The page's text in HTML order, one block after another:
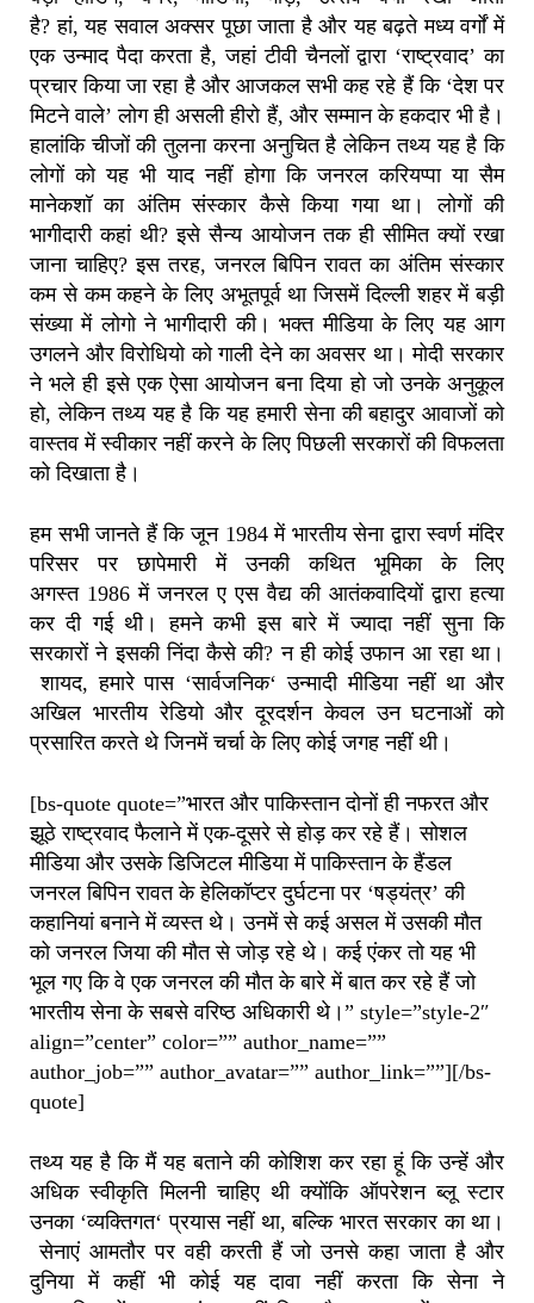
है?हां,यह सवाल अक्सर पूछा जाता है और यह बढ़ते मध्य वर्गों में
एक उन्माद पैदा करता है,जहां टीवी चैनलों द्वारा ‘राष्ट्रवाद’ का
प्रचार किया जा रहा है और आजकल सभी कह रहे हैं कि ‘देश पर
मिटने वाले’ लोग ही असली हीरो हैं, और सम्मान के हकदार भी है।
हालांकि चीजों की तुलना करना अनुचित है लेकिन तथ्य यह है कि
लोगों को यह भी याद नहीं होगा कि जनरल करियप्पा या सैम
मानेकशॉ का अंतिम संस्कार कैसे किया गया था।
लोगों की
भागीदारी कहां थी?इसे सैन्य आयोजन तक ही सीमित क्यों रखा
जाना चाहिए?इस तरह,जनरल बिपिन रावत का अंतिम संस्कार
कम से कम कहने के लिए अभूतपूर्व था जिसमें दिल्ली शहर में बड़ी
संख्या में लोगो ने भागीदारी की। भक्त मीडिया के लिए यह आग
उगलने और विरोधियो को गाली देने का अवसर था।मोदी सरकार
ने भले ही इसे एक ऐसा आयोजन बना दिया हो जो उनके अनुकूल
हो,लेकिन तथ्य यह है कि यह हमारी सेना की बहादुर आवाजों को
वास्तव में स्वीकार नहीं करने के लिए पिछली सरकारों की विफलता
को दिखाता है।
हम सभी जानते हैं कि जून 1984में भारतीय सेना द्वारा स्वर्ण मंदिर
परिसर पर छापेमारी में उनकी कथित भूमिका के लिए
अगस्त 1986में जनरल ए एस वैद्य की आतंकवादियों द्वारा हत्या
कर दी गई थी। हमने कभी इस बारे में ज्यादा नहीं सुना कि
सरकारों ने इसकी निंदा कैसे की? न ही कोई उफान आ रहा था।
शायद,हमारे पास ‘सार्वजनिक‘उन्मादी मीडिया नहीं था और
अखिल भारतीय रेडियो और दूरदर्शन केवल उन घटनाओं को
प्रसारित करते थे जिनमें चर्चा के लिए कोई जगह नहीं थी।
[bs-quote quote=”भारत और पाकिस्तान दोनों ही नफरत और
झूठे राष्ट्रवाद फैलाने में एक-दूसरे से होड़ कर रहे हैं। सोशल
मीडिया और उसके डिजिटल मीडिया में पाकिस्तान के हैंडल
जनरल बिपिन रावत के हेलिकॉप्टर दुर्घटना पर ‘षड्यंत्र’ की
कहानियां बनाने में व्यस्त थे। उनमें से कई असल में उसकी मौत
को जनरल जिया की मौत से जोड़ रहे थे। कई एंकर तो यह भी
भूल गए कि वे एक जनरल की मौत के बारे में बात कर रहे हैं जो
भारतीय सेना के सबसे वरिष्ठ अधिकारी थे।” style=”style-2″
align=”center” color=”” author_name=””
author_job=”” author_avatar=”” author_link=””][/bs-
quote]
तथ्य यह है कि मैं यह बताने की कोशिश कर रहा हूं कि उन्हें और
अधिक स्वीकृति मिलनी चाहिए थी क्योंकि ऑपरेशन ब्लू स्टार
उनका ‘व्यक्तिगत‘प्रयास नहीं था,बल्कि भारत सरकार का था।
सेनाएं आमतौर पर वही करती हैं जो उनसे कहा जाता है और
दुनिया में कहीं भी कोई यह दावा नहीं करता कि सेना ने